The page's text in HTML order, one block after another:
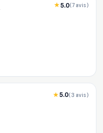
5.0(7 avis)
5.0(3 avis)